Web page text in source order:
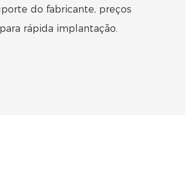
do fabricante, preços
rápida implantação.